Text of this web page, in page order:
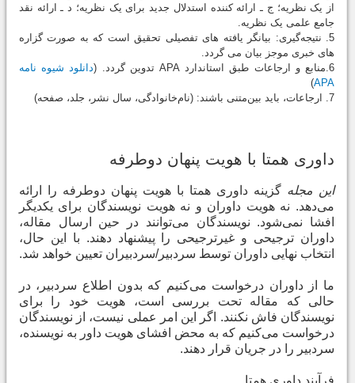
از یک نظریه؛ ج ـ ارائه کننده استدلال جدید برای یک نظریه؛ د ـ ارائه نقد
جامع علمی یک نظریه.
5. نتیجه‌گیری: بیانگر یافته ‏های تفصیلی تحقیق است که به صورت گزاره
‏های خبری موجز بیان می‏ گردد.
6.منابع و ارجاعات طبق استاندارد APA تدوین گردد. (
دانلود شیوه نامه
APA
)
7. ارجاعات، باید بین‌متنی باشند: (نام‌خانوادگی، سال نشر، جلد، صفحه)
داوری همتا با هویت پنهان دوطرفه
این مجلهگزینه داوری همتا با هویت پنهان دوطرفه را ارائه
می‌دهد. نه هویت داوران و نه هویت نویسندگان برای یکدیگر
افشا نمی‌شود. نویسندگان می‌توانند در حین ارسال مقاله،
داوران ترجیحی و غیرترجیحی را پیشنهاد دهند. با این حال،
انتخاب نهایی داوران توسط سردبیر/سردبیران تعیین خواهد شد.
ما از داوران درخواست می‌کنیم که بدون اطلاع سردبیر، در
حالی که مقاله تحت بررسی است، هویت خود را برای
نویسندگان فاش نکنند. اگر این امر عملی نیست، از نویسندگان
درخواست می‌کنیم که به محض افشای هویت داور به نویسنده،
سردبیر را در جریان قرار دهند.
فرآیند داوری همتا